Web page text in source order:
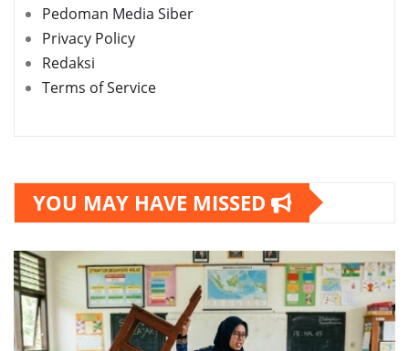
Pedoman Media Siber
Privacy Policy
Redaksi
Terms of Service
YOU MAY HAVE MISSED